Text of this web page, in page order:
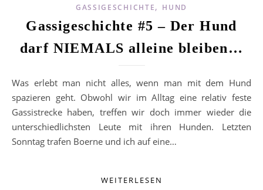
GASSIGESCHICHTE, HUND
Gassigeschichte #5 – Der Hund
darf NIEMALS alleine bleiben…
Was erlebt man nicht alles, wenn man mit dem Hund
spazieren geht. Obwohl wir im Alltag eine relativ feste
Gassistrecke haben, treffen wir doch immer wieder die
unterschiedlichsten Leute mit ihren Hunden. Letzten
Sonntag trafen Boerne und ich auf eine…
WEITERLESEN